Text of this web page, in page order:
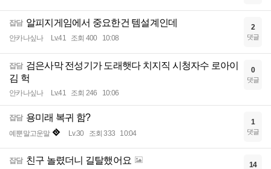
잡담 알피지게임에서 중요한건 템설계인데
안카나싶나 Lv.41 조회 400 10:08
2
댓글
잡담 검은사막 전성기가 도래햇다 치지직 시청자수 로아이
김 헉
안카나싶나 Lv.41 조회 246 10:06
0
댓글
잡담 용미래 복귀 함?
예뿐말고운말 Lv.30 조회 333 10:04
1
댓글
잡담 친구 놀렸더니 길탈했어요 14